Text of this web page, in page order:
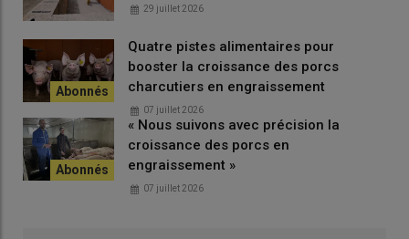
29 juillet 2026
Quatre pistes alimentaires pour
booster la croissance des porcs
charcutiers en engraissement
07 juillet 2026
« Nous suivons avec précision la
croissance des porcs en
engraissement »
07 juillet 2026